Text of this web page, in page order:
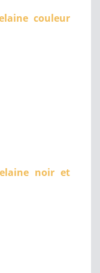
couleur
noir et